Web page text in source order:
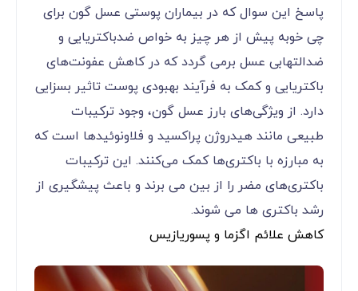
پاسخ این سوال که در بیماران پوستی عسل گون برای
چی خوبه پیش از هر چیز به خواص ضدباکتریایی و
ضدالتهابی عسل برمی گردد که در کاهش عفونت‌های
باکتریایی و کمک به فرآیند بهبودی پوست تاثیر بسزایی
دارد. از ویژگی‌های بارز عسل گون، وجود ترکیبات
طبیعی مانند هیدروژن پراکسید و فلاونوئیدها است که
به مبارزه با باکتری‌ها کمک می‌کنند. این ترکیبات
باکتری‌های مضر را از بین می برند و باعث پیشگیری از
رشد باکتری ها می شوند.
کاهش علائم اگزما و پسوریازیس